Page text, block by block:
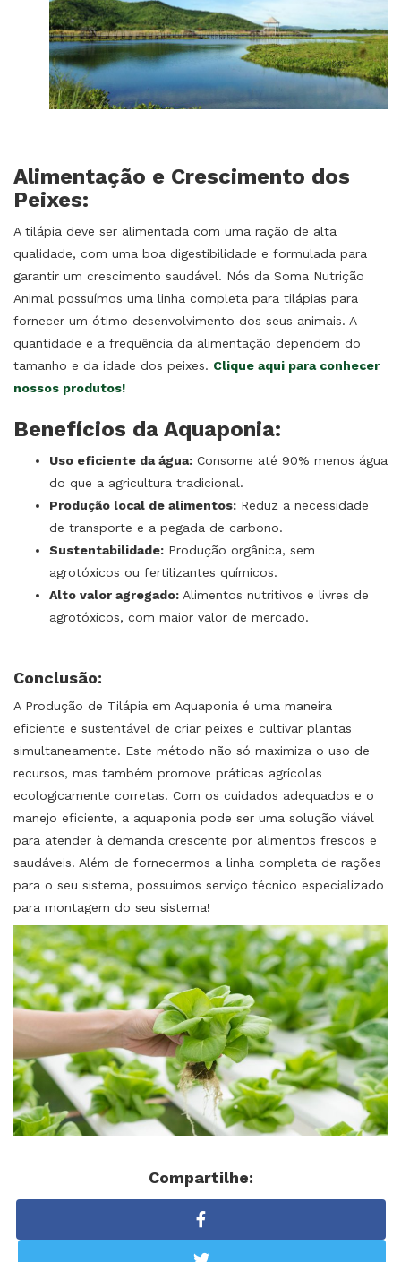
Alimentação e Crescimento dos
Peixes:
A tilápia deve ser alimentada com uma ração de alta
qualidade, com uma boa digestibilidade e formulada para
garantir um crescimento saudável. Nós da Soma Nutrição
Animal possuímos uma linha completa para tilápias para
fornecer um ótimo desenvolvimento dos seus animais. A
quantidade e a frequência da alimentação dependem do
tamanho e da idade dos peixes. Clique aqui para conhecer
nossos produtos!
Benefícios da Aquaponia:
Uso eficiente da água: Consome até 90% menos água
do que a agricultura tradicional.
Produção local de alimentos: Reduz a necessidade
de transporte e a pegada de carbono.
Sustentabilidade: Produção orgânica, sem
agrotóxicos ou fertilizantes químicos.
Alto valor agregado: Alimentos nutritivos e livres de
agrotóxicos, com maior valor de mercado.
Conclusão:
A Produção de Tilápia em Aquaponia é uma maneira
eficiente e sustentável de criar peixes e cultivar plantas
simultaneamente. Este método não só maximiza o uso de
recursos, mas também promove práticas agrícolas
ecologicamente corretas. Com os cuidados adequados e o
manejo eficiente, a aquaponia pode ser uma solução viável
para atender à demanda crescente por alimentos frescos e
saudáveis. Além de fornecermos a linha completa de rações
para o seu sistema, possuímos serviço técnico especializado
para montagem do seu sistema!
Compartilhe: